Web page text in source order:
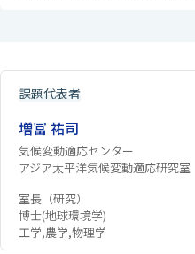
課題代表者
増冨 祐司
気候変動適応センター
アジア太平洋気候変動適応研究室
室長（研究）
博士(地球環境学)
工学,農学,物理学